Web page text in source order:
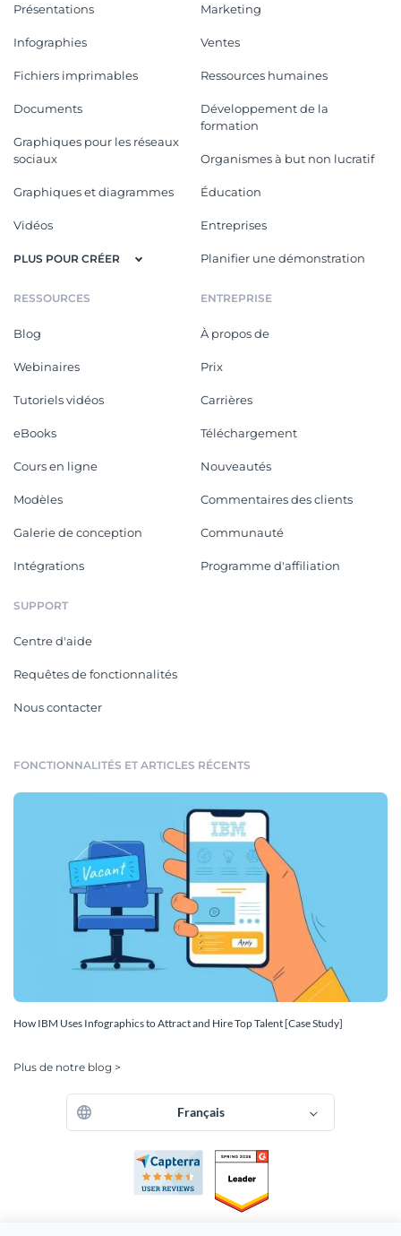
Présentations
Infographies
Fichiers imprimables
Documents
Graphiques pour les réseaux
sociaux
Graphiques et diagrammes
Vidéos
PLUS POUR CRÉER
Marketing
Ventes
Ressources humaines
Développement de la
formation
Organismes à but non lucratif
Éducation
Entreprises
Planifier une démonstration
RESSOURCES
Blog
Webinaires
Tutoriels vidéos
eBooks
Cours en ligne
Modèles
Galerie de conception
Intégrations
ENTREPRISE
À propos de
Prix
Carrières
Téléchargement
Nouveautés
Commentaires des clients
Communauté
Programme d'affiliation
SUPPORT
Centre d'aide
Requêtes de fonctionnalités
Nous contacter
FONCTIONNALITÉS ET ARTICLES RÉCENTS
How IBM Uses Infographics to Attract and Hire Top Talent [Case Study]
Plus de notre blog >
Français